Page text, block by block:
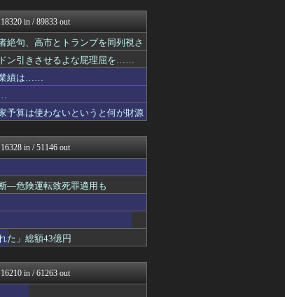
NEWS.
の見方
のまるやき（保守）
めたニュース
ちゃんねる
まとめもりー｜2c...
あニュースちゃんねる
＠２ちゃんねる
るあじあ(･∀･)
ファルファモザイク＠ネ...
ッチョニュース
にあってもの申す！！
ファルファモザイク＠ネ...
まとめもりー｜2c...
NEWS.
の見方
的に考えた
的ゲーム速報＠刃
18320 in / 89833 out
絶句、高市とトランプを同列視さ
ン引きさせるよな屁理屈を……
業績は……
予算は使わないというと何が財源
16328 in / 51146 out
―危険運転致死罪適用も
た」総額43億円
16210 in / 61263 out